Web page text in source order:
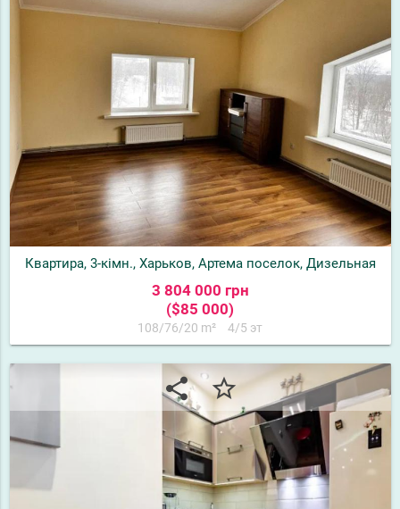
Квартира, 3-кімн., Харьков, Артема поселок, Дизельная
3 804 000 грн
($85 000)
108/76/20 m² 4/5 эт
share star_border